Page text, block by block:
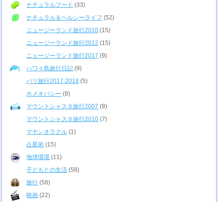
ナチュラルフード (33)
ナチュラル＆ヘルシーライフ (52)
ニュージーランド旅行2010 (15)
ニュージーランド旅行2012 (15)
ニュージーランド旅行2017 (9)
ハワイ島旅行日記 (9)
パリ旅行2017-2018 (5)
ホメオパシー (8)
マウントシャスタ旅行2007 (9)
マウントシャスタ旅行2010 (7)
マヤンオラクル (1)
占星術 (15)
地球環境 (11)
子どもとの生活 (58)
旅行 (58)
映画 (22)